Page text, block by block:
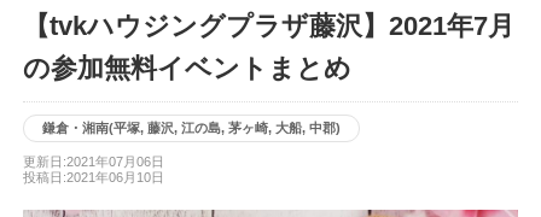
【tvkハウジングプラザ藤沢】2021年7月
の参加無料イベントまとめ
鎌倉・湘南(平塚, 藤沢, 江の島, 茅ヶ崎, 大船, 中郡)
更新日:2021年07月06日
投稿日:2021年06月10日